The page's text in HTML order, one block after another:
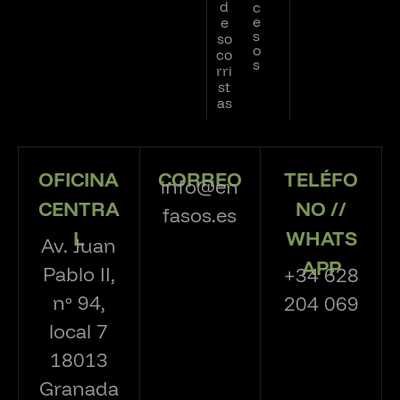
d
e
so
co
rri
st
as
c
e
s
o
s
OFICINA
CENTRA
L
Av. Juan
Pablo II,
nº 94,
local 7
18013
Granada
CORREO
info@en
fasos.es
TELÉFO
NO //
WHATS
APP
+34 628
204 069